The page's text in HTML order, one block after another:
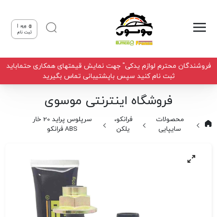
ورود |
ثبت نام
فروشندگان محترم لوازم یدکی" جهت نمایش قیمتهای همکاری حتماباید
ثبت نام کنید سپس باپشتیبانی تماس بگیرید
فروشگاه اینترنتی موسوی
محصولات
سایپایی
فرانکو،
یلکن
سرپلوس پراید 20 خار
ABS فرانکو